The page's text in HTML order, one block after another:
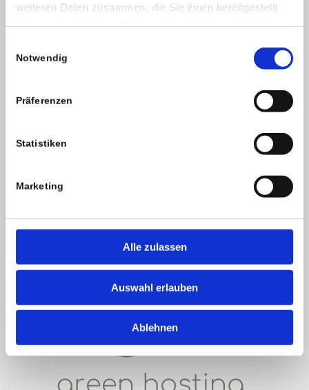
weiteren Daten zusammen, die Sie ihnen bereitgestellt
Notwendig
Präferenzen
Statistiken
Marketing
Alle zulassen
Auswahl erlauben
Ablehnen